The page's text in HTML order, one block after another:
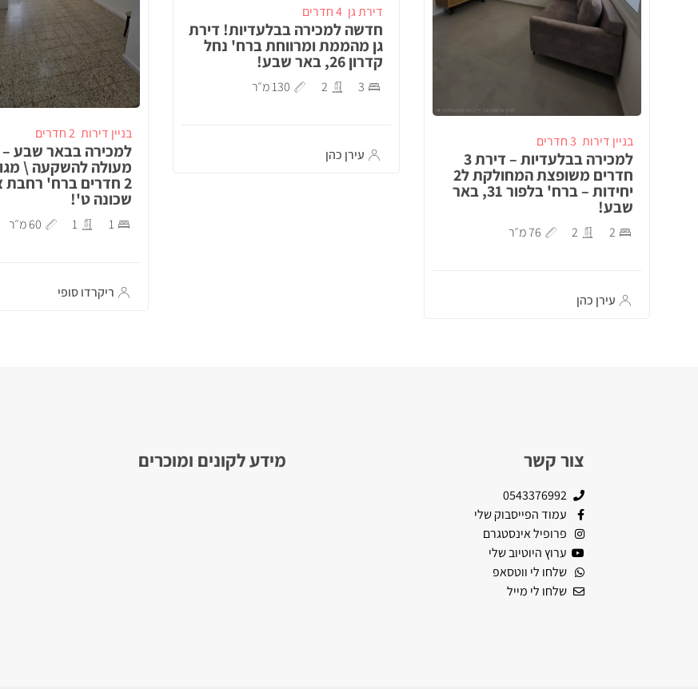
בניין דירות 3 חדרים
למכירה בבלעדיות – דירת 3
חדרים משופצת המחולקת ל2
יחידות – ברח' בלפור 31, באר
שבע!
2
2 76 מ״ר
עירן כהן
דירת גן 4 חדרים
חדשה למכירה בבלעדיות! דירת
גן מהממת ומרווחת ברח' נחל
קדרון 26, באר שבע!
3
2 130 מ״ר
עירן כהן
בניין דירות 2 חדרים
למכירה בבאר שבע
מעולה להשקעה \
2 חדרים ברח'
שכונה ט'!
1
1 60 מ״ר
ריקרדו סופי
צור קשר
0543376992
עמוד הפייסבוק שלי
פרופיל אינסטגרם
ערוץ היוטיוב שלי
שלחו לי ווטסאפ
שלחו לי מייל
מידע לקונים ומוכרים